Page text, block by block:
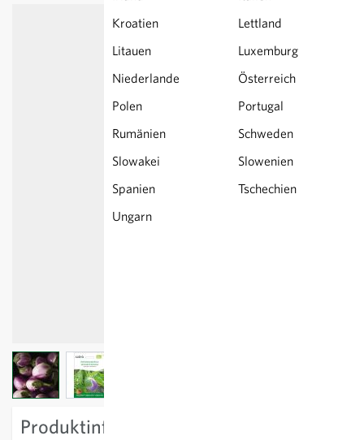
Kroatien
Lettland
Litauen
Luxemburg
Niederlande
Österreich
Polen
Portugal
Rumänien
Schweden
Slowakei
Slowenien
Spanien
Tschechien
Ungarn
View larger imageView larger image
Produktinformation